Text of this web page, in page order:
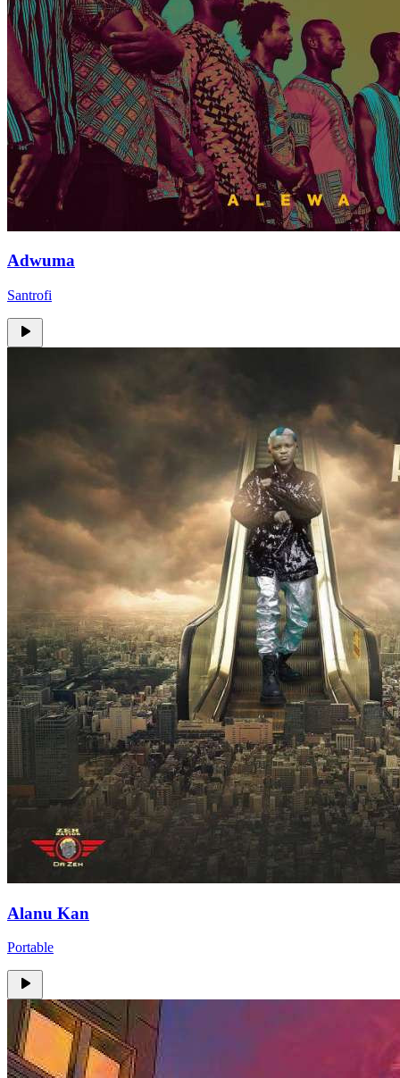
Adwuma
Santrofi
Alanu Kan
Portable